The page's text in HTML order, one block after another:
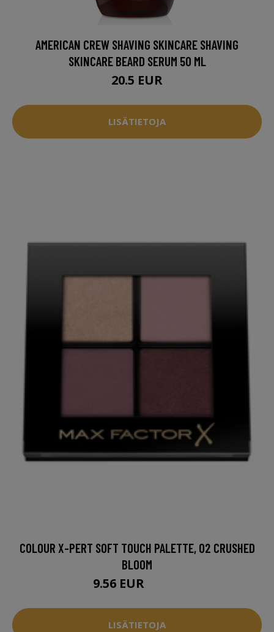
AMERICAN CREW SHAVING SKINCARE SHAVING
SKINCARE BEARD SERUM 50 ML
20.5 EUR
LISÄTIETOJA
COLOUR X-PERT SOFT TOUCH PALETTE, 02 CRUSHED
BLOOM
9.56 EUR
LISÄTIETOJA